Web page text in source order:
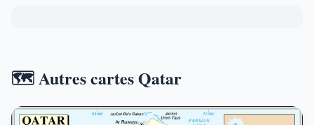
🗺️ Autres cartes Qatar